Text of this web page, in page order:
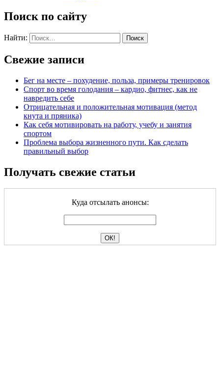
Поиск по сайту
Найти:
Свежие записи
Бег на месте – похудение, польза, примеры тренировок
Спорт во время голодания – кардио, фитнес, как не
навредить себе
Отрицательная и положительная мотивация (метод
кнута и пряника)
Как себя мотивировать на работу, учебу и занятия
спортом
Проблема выбора жизненного пути. Как сделать
правильный выбор
Получать свежие статьи
Куда отсылать анонсы: